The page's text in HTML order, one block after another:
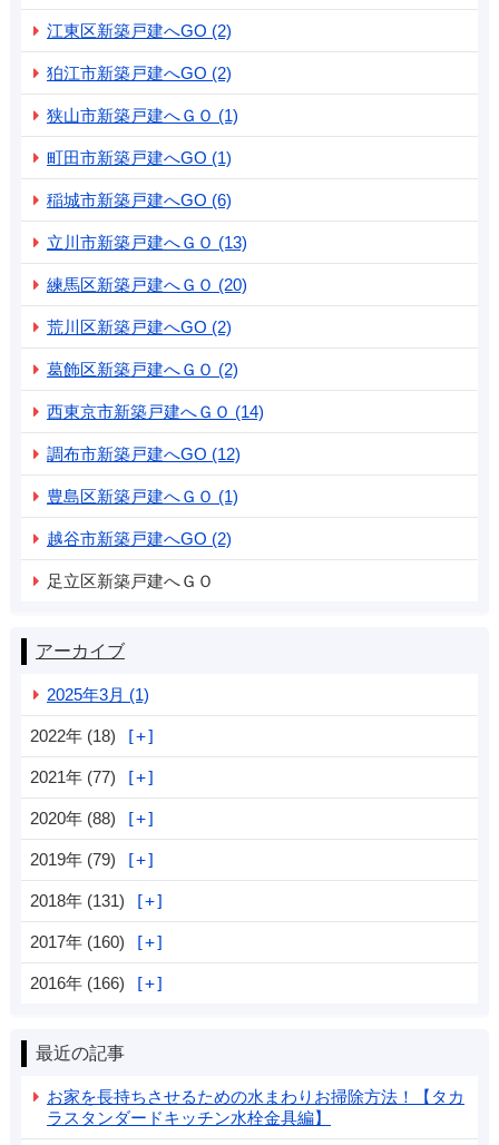
江東区新築戸建へGO (2)
狛江市新築戸建へGO (2)
狭山市新築戸建へＧＯ (1)
町田市新築戸建へGO (1)
稲城市新築戸建へGO (6)
立川市新築戸建へＧＯ (13)
練馬区新築戸建へＧＯ (20)
荒川区新築戸建へGO (2)
葛飾区新築戸建へＧＯ (2)
西東京市新築戸建へＧＯ (14)
調布市新築戸建へGO (12)
豊島区新築戸建へＧＯ (1)
越谷市新築戸建へGO (2)
足立区新築戸建へＧＯ
アーカイブ
2025年3月 (1)
2022年 (18)
2021年 (77)
2020年 (88)
2019年 (79)
2018年 (131)
2017年 (160)
2016年 (166)
最近の記事
お家を長持ちさせるための水まわりお掃除方法！【タカ
ラスタンダードキッチン水栓金具編】